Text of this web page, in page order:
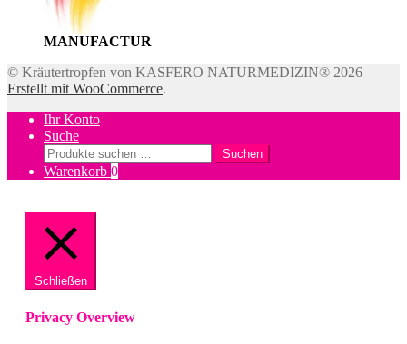
MANUFACTUR
© Kräutertropfen von KASFERO NATURMEDIZIN® 2026
Erstellt mit WooCommerce.
Ihr Konto
Suche
Suchen
nach:
Suchen
Warenkorb 0
Schließen
Privacy Overview